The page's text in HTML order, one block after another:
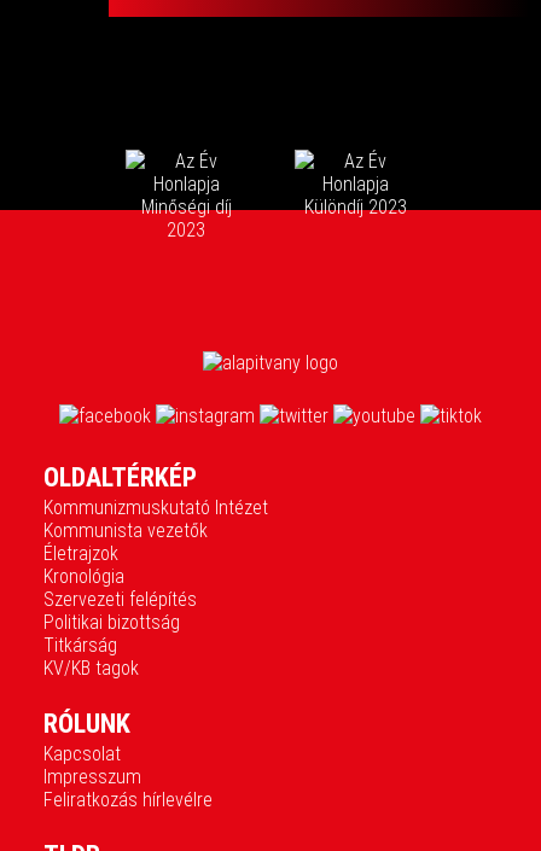
OLDALTÉRKÉP
Kommunizmuskutató Intézet
Kommunista vezetők
Életrajzok
Kronológia
Szervezeti felépítés
Politikai bizottság
Titkárság
KV/KB tagok
RÓLUNK
Kapcsolat
Impresszum
Feliratkozás hírlevélre